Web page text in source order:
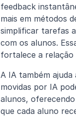
feedback
mais em métodos
simplificar tarefas
com os alunos.
fortalece a
A IA também
movidas por IA
alunos, oferecendo
que cada aluno